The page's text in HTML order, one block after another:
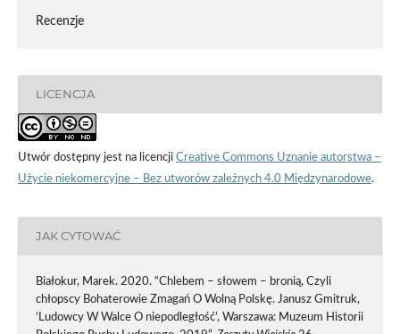
Recenzje
LICENCJA
Utwór dostępny jest na licencji Creative Commons Uznanie autorstwa –
Użycie niekomercyjne – Bez utworów zależnych 4.0 Międzynarodowe.
JAK CYTOWAĆ
Białokur, Marek. 2020. “Chlebem – słowem – bronią, Czyli
chłopscy Bohaterowie Zmagań O Wolną Polskę. Janusz Gmitruk,
‘Ludowcy W Walce O niepodległość’, Warszawa: Muzeum Historii